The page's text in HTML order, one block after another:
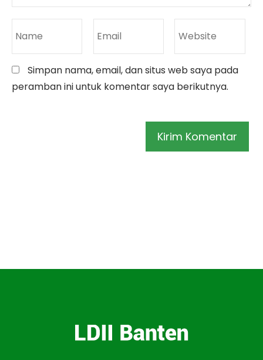
Simpan nama, email, dan situs web saya pada
peramban ini untuk komentar saya berikutnya.